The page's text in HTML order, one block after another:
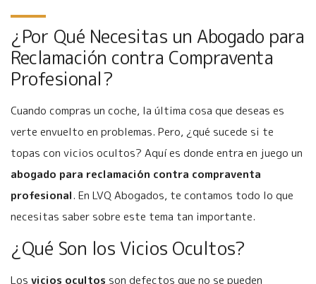
¿Por Qué Necesitas un Abogado para
Reclamación contra Compraventa
Profesional?
Cuando compras un coche, la última cosa que deseas es
verte envuelto en problemas. Pero, ¿qué sucede si te
topas con vicios ocultos? Aquí es donde entra en juego un
abogado para reclamación contra compraventa
profesional. En LVQ Abogados, te contamos todo lo que
necesitas saber sobre este tema tan importante.
¿Qué Son los Vicios Ocultos?
Los vicios ocultos son defectos que no se pueden